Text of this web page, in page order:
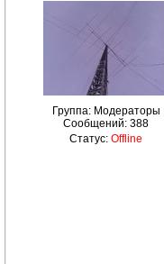
Группа: Модераторы
Сообщений: 388
Статус: Offline